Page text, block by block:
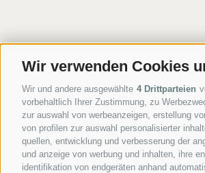
Wir verwenden Cookies
Wir und andere ausgewählte 4 Drittparteien
vorbehaltlich Ihrer Zustimmung, zu
zur auswahl von werbeanzeigen, erstellung
von profilen zur auswahl personalisierter
quellen, entwicklung und verbesserung der
und anzeige von werbung und inhalten, ihre
identifikation von endgeräten anhand